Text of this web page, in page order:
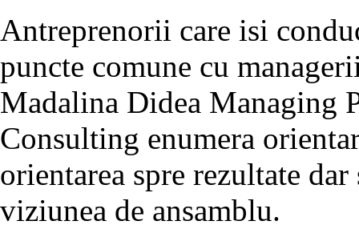
Antreprenorii care isi
puncte comune cu
Madalina Didea Managing
Consulting enumera
orientarea spre rezultate
viziunea de ansamblu.